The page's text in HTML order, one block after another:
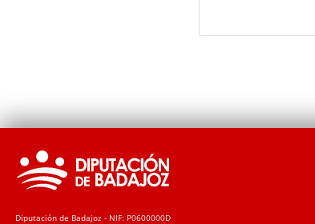
Diputación de Badajoz - NIF: P0600000D